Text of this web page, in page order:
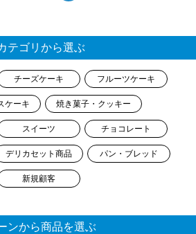
テゴリから選ぶ
チーズケーキ フルーツケーキ
ケーキ 焼き菓子・クッキー
スイーツ チョコレート
デリカセット商品 パン・ブレッド
新規顧客
ンから商品を選ぶ